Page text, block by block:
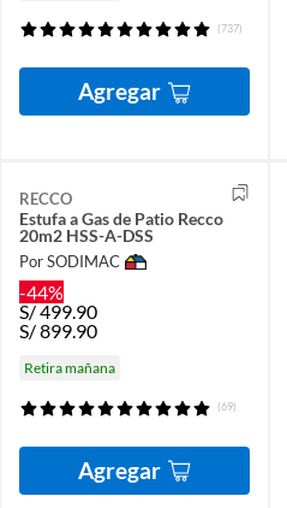
(737)
Agregar
RECCO
Estufa a Gas de Patio Recco
20m2 HSS-A-DSS
Por SODIMAC
-44%
S/499.90
S/899.90
Retira mañana
(69)
Agregar